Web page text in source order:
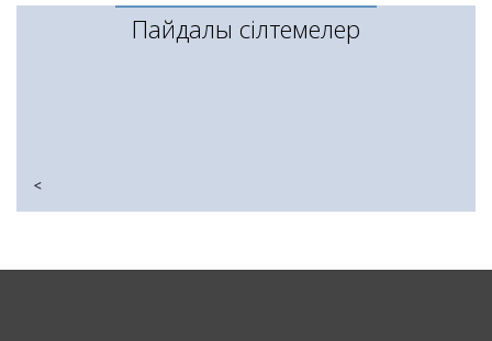
Пайдалы сілтемелер
<